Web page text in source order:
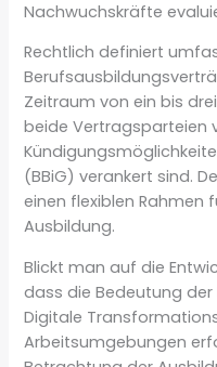
Nachwuchskräfte
Rechtlich definiert
Zeitraum von ein bis
beide Vertragsparteien
(BBiG) verankert sind.
einen flexiblen Rahmen
Ausbildung.
Blickt man auf die
dass die Bedeutung
Digitale
Arbeitsumgebungen